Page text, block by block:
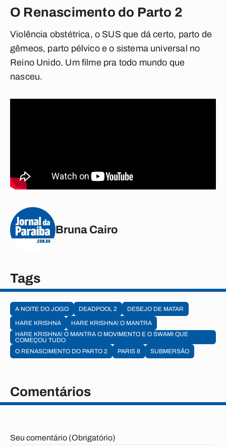
O Renascimento do Parto 2
Violência obstétrica, o SUS que dá certo, parto de
gêmeos, parto pélvico e o sistema universal no
Reino Unido. Um filme pra todo mundo que
nasceu.
Bruna Cairo
Tags
A NOITE DO JOGO DEADPOOL 2
DESEJO DE MATAR
HARE KRISHNA
HARE KRISHNA! O MANTRA
HARE KRISHNA! O MANTRA O MOVIMENTO E O SWAMI QUE
COMEÇOU TUDO
O RENASCIMENTO DO PARTO 2
PARIS 8 SUBMERSÃO
Comentários
Seu comentário (Obrigatório)